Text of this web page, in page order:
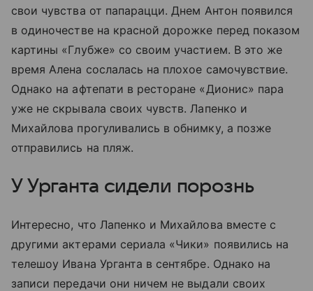
свои чувства от папарацци. Днем Антон появился
в одиночестве на красной дорожке перед показом
картины «Глубже» со своим участием. В это же
время Алена сослалась на плохое самочувствие.
Однако на афтепати в ресторане «Дионис» пара
уже не скрывала своих чувств. Лапенко и
Михайлова прогуливались в обнимку, а позже
отправились на пляж.
У Урганта сидели порознь
Интересно, что Лапенко и Михайлова вместе с
другими актерами сериала «Чики» появились на
телешоу Ивана Урганта в сентябре. Однако на
записи передачи они ничем не выдали своих